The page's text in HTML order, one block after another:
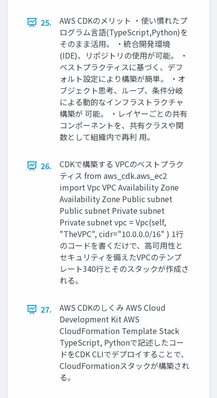
25.
AWS CDKのメリット ・使い慣れたプ
ログラム言語(TypeScript,Python)を
そのまま活用。 ・統合開発環境
(IDE)、リポジトリの使用が可能。 ・
ベストプラクティスに基づく、デフ
ォルト設定により構築が簡単。 ・オ
ブジェクト思考、ループ、条件分岐
による動的なインフラストラクチャ
構築が 可能。 ・レイヤーごとの共有
コンポーネントを、共有クラスや関
数として組織内で再利 用。
26.
CDKで構築する VPCのベストプラク
ティス from aws_cdk.aws_ec2
import Vpc VPC Availability Zone
Availability Zone Public subnet
Public subnet Private subnet
Private subnet vpc = Vpc(self,
"TheVPC", cidr="10.0.0.0/16" ) 1行
のコードを書くだけで、高可用性と
セキュリティを備えたVPCのテンプ
レート340行とそのスタックが作成さ
れる。
27.
AWS CDKのしくみ AWS Cloud
Development Kit AWS
CloudFormation Template Stack
TypeScript, Pythonで記述したコー
ドをCDK CLIでデプロイすることで、
CloudFormationスタックが構築され
る。